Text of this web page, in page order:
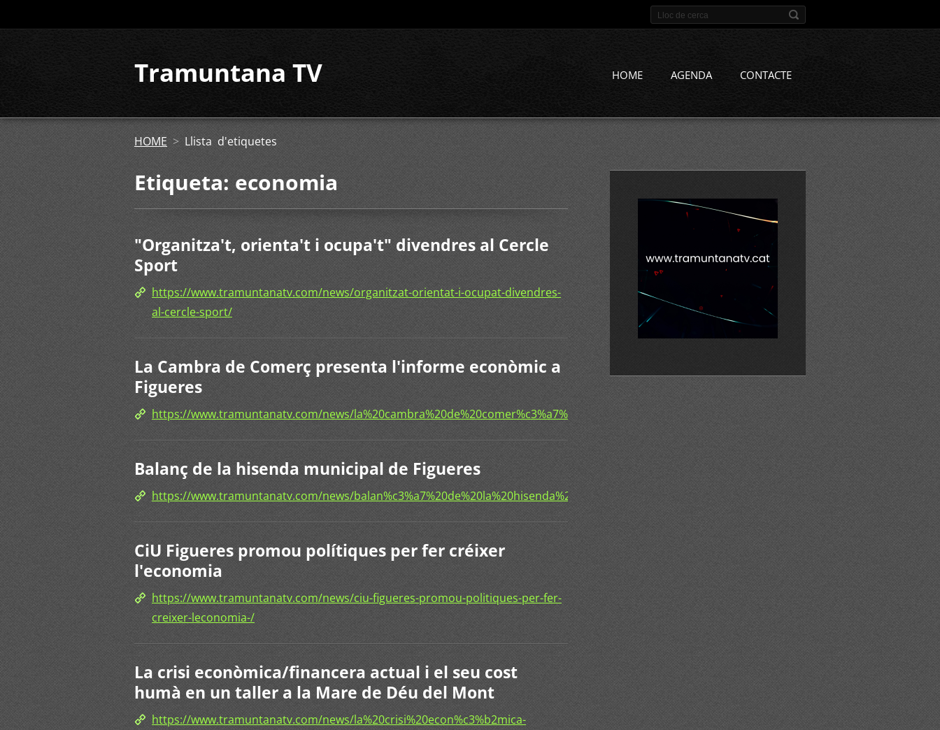
Tramuntana TV HOME AGENDA CONTACTE
HOME > Llista d'etiquetes
Etiqueta: economia
"Organitza't, orienta't i ocupa't" divendres al Cercle
Sport
https://www.tramuntanatv.com/news/organitzat-orientat-i-ocupat-divendres-
al-cercle-sport/
La Cambra de Comerç presenta l'informe econòmic a
Figueres
https://www.tramuntanatv.com/news/
Balanç de la hisenda municipal de Figueres
https://www.tramuntanatv.com/news/balan%c3%a7%20de%20la%20hisenda%20municipal%20de%20figueres%20/
CiU Figueres promou polítiques per fer créixer
l'economia
https://www.tramuntanatv.com/news/ciu-figueres-promou-politiques-per-fer-
creixer-leconomia-/
La crisi econòmica/financera actual i el seu cost
humà en un taller a la Mare de Déu del Mont
https://www.tramuntanatv.com/news/la%20crisi%20econ%c3%b2mica-